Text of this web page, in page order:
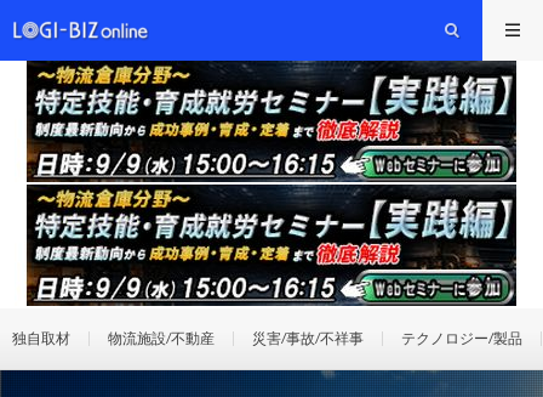
独自取材 物流施設/不動産 災害/事故/不祥事 テクノロジー/製品